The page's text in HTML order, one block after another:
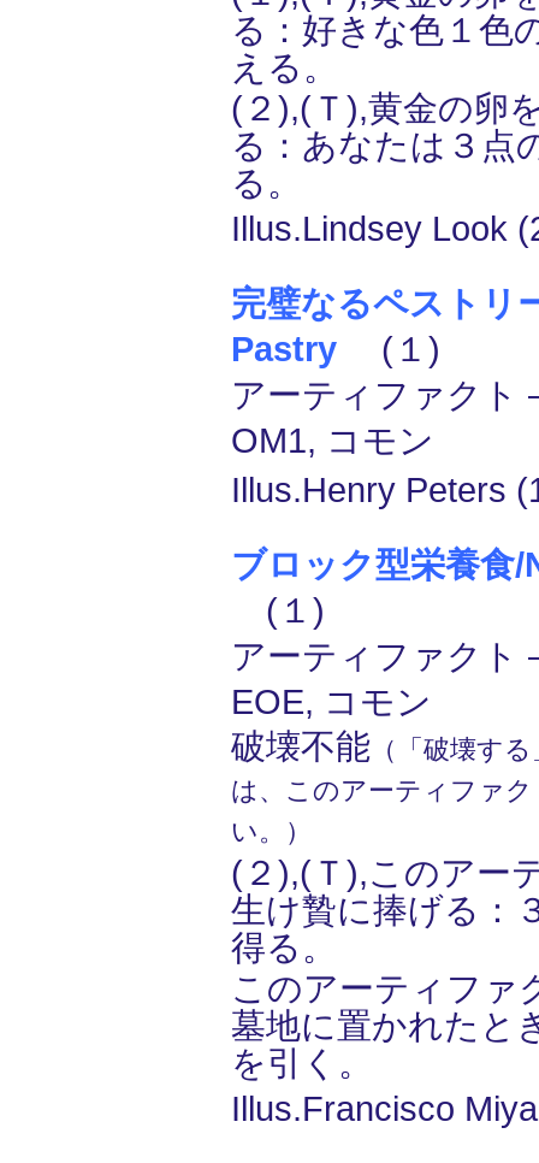
る：好きな色１色
える。
(２),(Ｔ),黄金の卵
る：あなたは３点
る。
Illus.Lindsey Look
完璧なるペストリ
Pastry (１)
アーティファク
OM1, コモン
Illus.Henry Peters
ブロック型栄養食
(１)
アーティファク
EOE, コモン
破壊不能 （「破壊す
は、このアーティファ
い。）
(２),(Ｔ),このアー
生け贄に捧げる：
得る。
このアーティファ
墓地に置かれたと
を引く。
Illus.Francisco